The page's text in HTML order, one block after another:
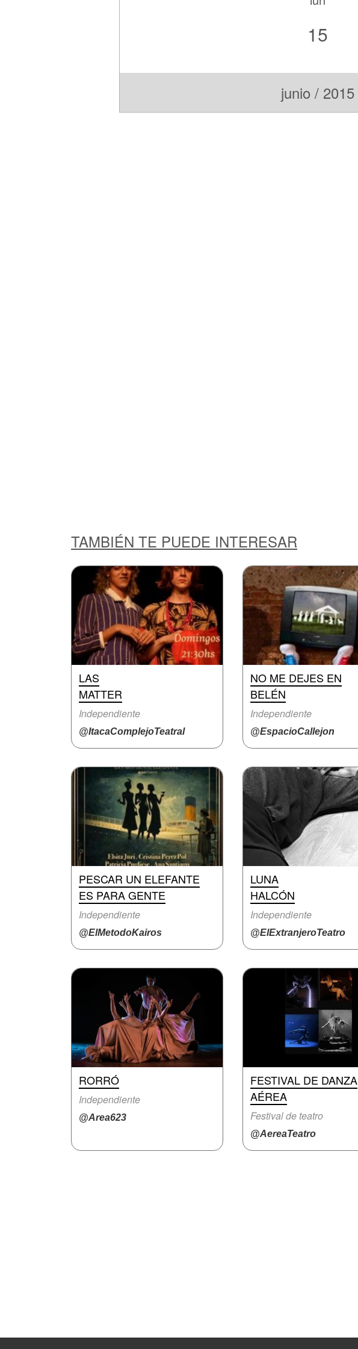
15
junio / 2015
TAMBIÉN TE PUEDE INTERESAR
LAS
MATTER
Independiente
@ItacaComplejoTeatral
NO ME DEJES EN
BELÉN
Independiente
@EspacioCallejon
PESCAR UN ELEFANTE
ES PARA GENTE
Independiente
@ElMetodoKairos
LUNA
HALCÓN
Independiente
@ElExtranjeroTeatro
RORRÓ
Independiente
@Area623
FESTIVAL DE DANZA
AÉREA
Festival de teatro
@AereaTeatro